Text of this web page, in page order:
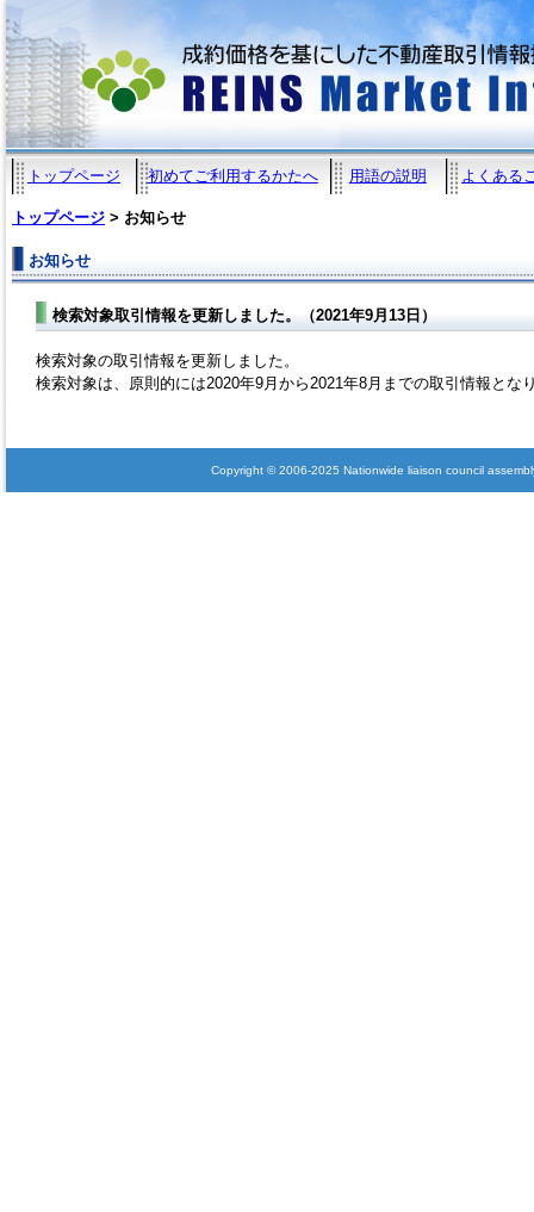
トップページ 初めてご利用するかたへ 用語の説明 よくある
トップページ > お知らせ
お知らせ
検索対象取引情報を更新しました。（2021年9月13日）
検索対象の取引情報を更新しました。
検索対象は、原則的には2020年9月から2021年8月までの取引情報とな
Copyright © 2006-2025 Nationwide liaison council